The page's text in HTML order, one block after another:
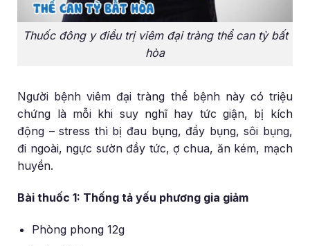
Thuốc đông y điều trị viêm đại tràng thể can tỳ bất
hòa
Người bệnh viêm đại tràng thể bệnh này có triệu
chứng là mỗi khi suy nghĩ hay tức giận, bị kích
động – stress thì bị đau bụng, đầy bụng, sôi bụng,
đi ngoài, ngực sườn đầy tức, ợ chua, ăn kém, mạch
huyền.
Bài thuốc 1: Thống tả yếu phương gia giảm
Phòng phong 12g